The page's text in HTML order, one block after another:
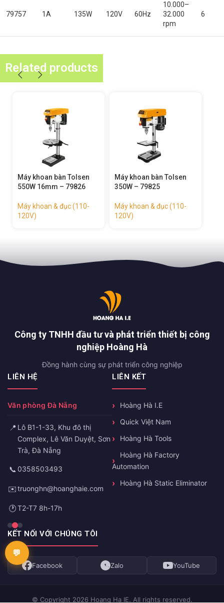
79757 1A 135W 120V 60Hz
10.000–
32.000
rpm
6
Related products
Máy khoan bàn Tolsen
550W 16mm – 79826
Máy khoan & đục (110-
120V)
Máy khoan bàn Tolsen
350W – 79825
Máy khoan & đục (110-
120V)
Công ty TNHH đầu tư và phát triển thiết bị công
nghiệp Hoàng Hà
Đồng hành cùng sự phát triển công nghiệp
LIÊN HỆ
Văn phòng Đà Nẵng
📍 Lô B1-1-33, Khu đô thị
Complex, Lê Văn Duyệt, Sơn
Trà, Đà Nẵng
📞 0358503493
✉️truonghn@hoanghaie.com
🕐T2-T7 8h-17h
LIÊN KẾT
Hoàng Hà I.E
Quick Việt Nam
Hoàng Hà Tools
Hoàng Hà Factory
Automation
Hoàng Hà Static Eliminator
KẾT NỐI VỚI CHÚNG TÔI
Facebook Zalo YouTube
© Copyright 2026 Hoang Ha IE. All rights reserved.